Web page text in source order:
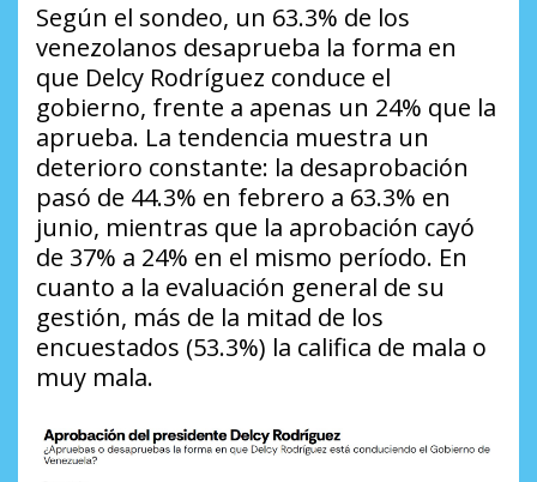
Según el sondeo, un 63.3% de los
venezolanos desaprueba la forma en
que Delcy Rodríguez conduce el
gobierno, frente a apenas un 24% que la
aprueba. La tendencia muestra un
deterioro constante: la desaprobación
pasó de 44.3% en febrero a 63.3% en
junio, mientras que la aprobación cayó
de 37% a 24% en el mismo período. En
cuanto a la evaluación general de su
gestión, más de la mitad de los
encuestados (53.3%) la califica de mala o
muy mala.